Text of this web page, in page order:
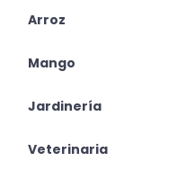
Arroz
Mango
Jardinería
Veterinaria